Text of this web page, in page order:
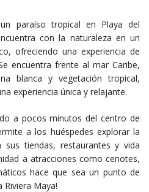
paraíso tropical en Playa del
con la naturaleza en un
ofreciendo una experiencia de
encuentra frente al mar Caribe,
blanca y vegetación tropical,
experiencia única y relajante.
a pocos minutos del centro de
a los huéspedes explorar la
sus tiendas, restaurantes y vida
a atracciones como cenotes,
hace que sea un punto de
Riviera Maya!